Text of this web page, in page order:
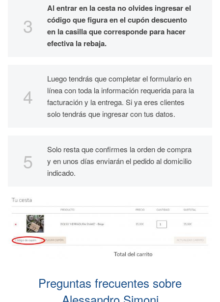
Al entrar en la cesta no olvides ingresar el
código que figura en el cupón descuento
en la casilla que corresponde para hacer
efectiva la rebaja.
Luego tendrás que completar el formulario en
línea con toda la información requerida para la
facturación y la entrega. Si ya eres clientes
solo tendrás que ingresar con tus datos.
Solo resta que confirmes la orden de compra
y en unos días enviarán el pedido al domicilio
indicado.
Preguntas frecuentes sobre